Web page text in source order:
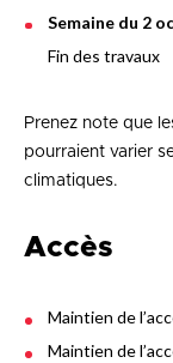
Semaine du 2
Fin des travaux
Prenez note que
pourraient varier
climatiques.
Accès
Maintien de
Maintien de